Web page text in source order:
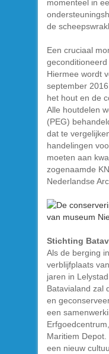
momenteel in
de
Een cruciaal
Hiermee wordt
september
het hout en de
Alle houtdelen
(PEG)
dat te
handelingen
moeten aan
zogenaamde
Nederlandse
Stichting
Als de berging
verblijfplaats
jaren in
Batavialand zal
en
een
Maritiem
een nieuw